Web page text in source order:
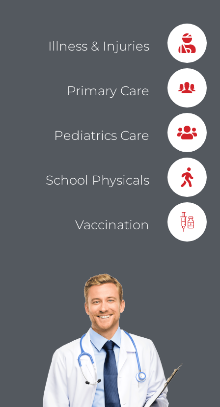
Illness & Injuries
Primary Care
Pediatrics Care
School Physicals
Vaccination